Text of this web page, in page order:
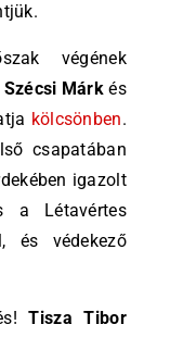
végének
Szécsi Márk és
kölcsönben.
csapatában
igazolt
a Létavértes
és védekező
Tisza Tibor